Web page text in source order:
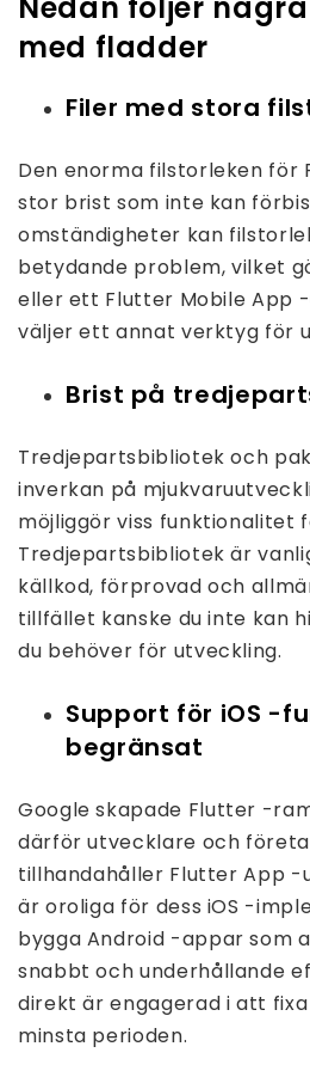
med fladder
Filer med stora
Den enorma filstorleken
stor brist som inte kan
omständigheter kan
betydande problem, vilket
eller ett Flutter Mobile App
väljer ett annat verktyg för
Brist på
Tredjepartsbibliotek och
inverkan på
möjliggör viss funktionalitet
Tredjepartsbibliotek är
källkod, förprovad och
tillfället kanske du inte kan
du behöver för utveckling.
Support för iOS -
begränsat
Google skapade Flutter -
därför utvecklare och
tillhandahåller Flutter App
är oroliga för dess iOS -
bygga Android -appar som
snabbt och underhållande
direkt är engagerad i att
minsta perioden.